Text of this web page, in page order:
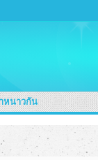
หนาวกัน